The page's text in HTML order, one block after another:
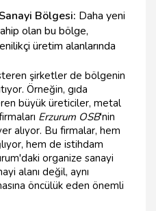
Bölgesi: Daha yeni
olan bu bölge,
üretim alanlarında
şirketler de bölgenin
Örneğin, gıda
büyük üreticiler, metal
Erzurum OSB'nin
alıyor. Bu firmalar, hem
hem de istihdam
organize sanayi
alanı değil, aynı
öncülük eden önemli